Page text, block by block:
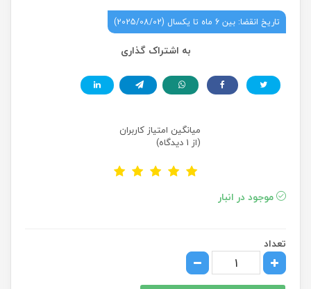
تاریخ انقضا: بین 6 ماه تا یکسال (2025/08/02)
به اشتراک گذاری
میانگین امتیاز کاربران
(از 1 دیدگاه)
موجود در انبار
تعداد